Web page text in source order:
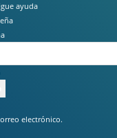
ayuda
electrónico.